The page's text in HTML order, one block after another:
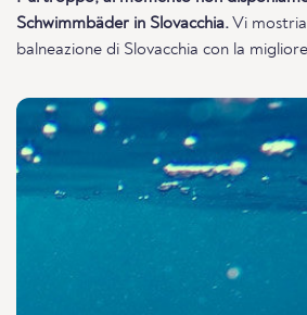
Schwimmbäder in Slovacchia.Vi
balneazione di Slovacchia con la